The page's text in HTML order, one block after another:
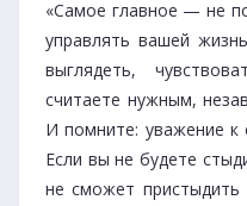
«Самое главное — не
управлять вашей
выглядеть,
считаете нужным,
И помните: уважение к
Если вы не будете
не сможет